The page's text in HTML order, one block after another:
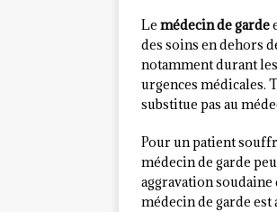
Le médecin de garde
des soins en dehors
notamment durant
urgences médicales.
substitue pas au
Pour un patient
médecin de garde
aggravation
médecin de garde est